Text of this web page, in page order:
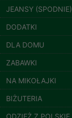
JEANSY (SPODNIE)
DODATKI
DLA DOMU
ZABAWKI
NA MIKOŁAJKI
BIŻUTERIA
ODZIEŻ Z POLSKIE